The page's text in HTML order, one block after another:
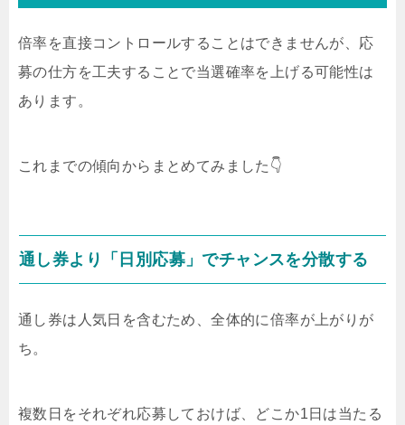
倍率を直接コントロールすることはできませんが、 応
募の仕方を工夫することで当選確率を上げる可能性は
あります。
これまでの傾向からまとめてみました👇
通し券より「日別応募」でチャンスを分散する
通し券は人気日を含むため、全体的に倍率が上がりが
ち。
複数日をそれぞれ応募しておけば、どこか1日は当たる